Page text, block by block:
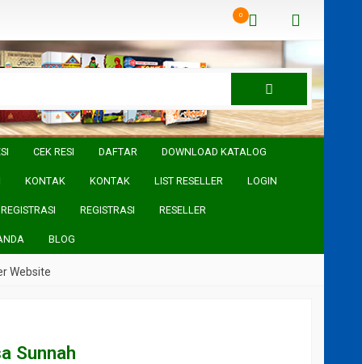
0
CEK RESI DAFTAR DOWNLOAD KATALOG
KONTAK KONTAK LIST RESELLER LOGIN
REGISTRASI REGISTRASI RESELLER
BLOG
Sunnah